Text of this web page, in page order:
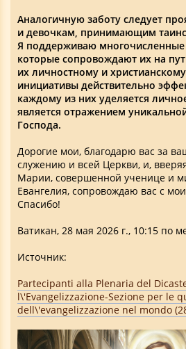
Аналогичную заботу следует
и девочкам, принимающим
Я поддерживаю многочисленные
которые сопровождают их на
их личностному и
инициативы действительно
каждому из них уделяется
является отражением
Господа.
Дорогие мои, благодарю вас за
служению и всей Церкви, и,
Марии, совершенной ученице и
Евангелия, сопровождаю вас с
Спасибо!
Ватикан, 28 мая 2026 г., 10:15 по
Источник:
Partecipanti alla Plenaria del
l\'Evangelizzazione-Sezione per le
dell\'evangelizzazione nel mondo